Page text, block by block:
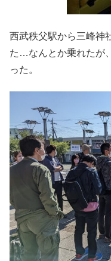
西武秩父駅から三峰神
た…なんとか乗れたが
った。